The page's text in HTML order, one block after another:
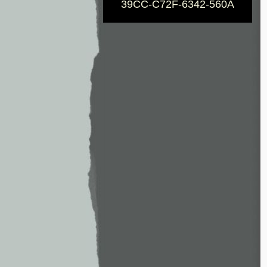
39CC-C72F-6342-560A